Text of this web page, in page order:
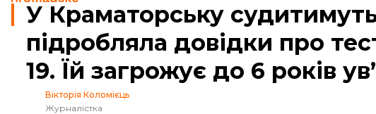
У Краматорську
підробляла довідки про
19. Їй загрожує до 6 років
Вікторія Коломієць
Журналістка